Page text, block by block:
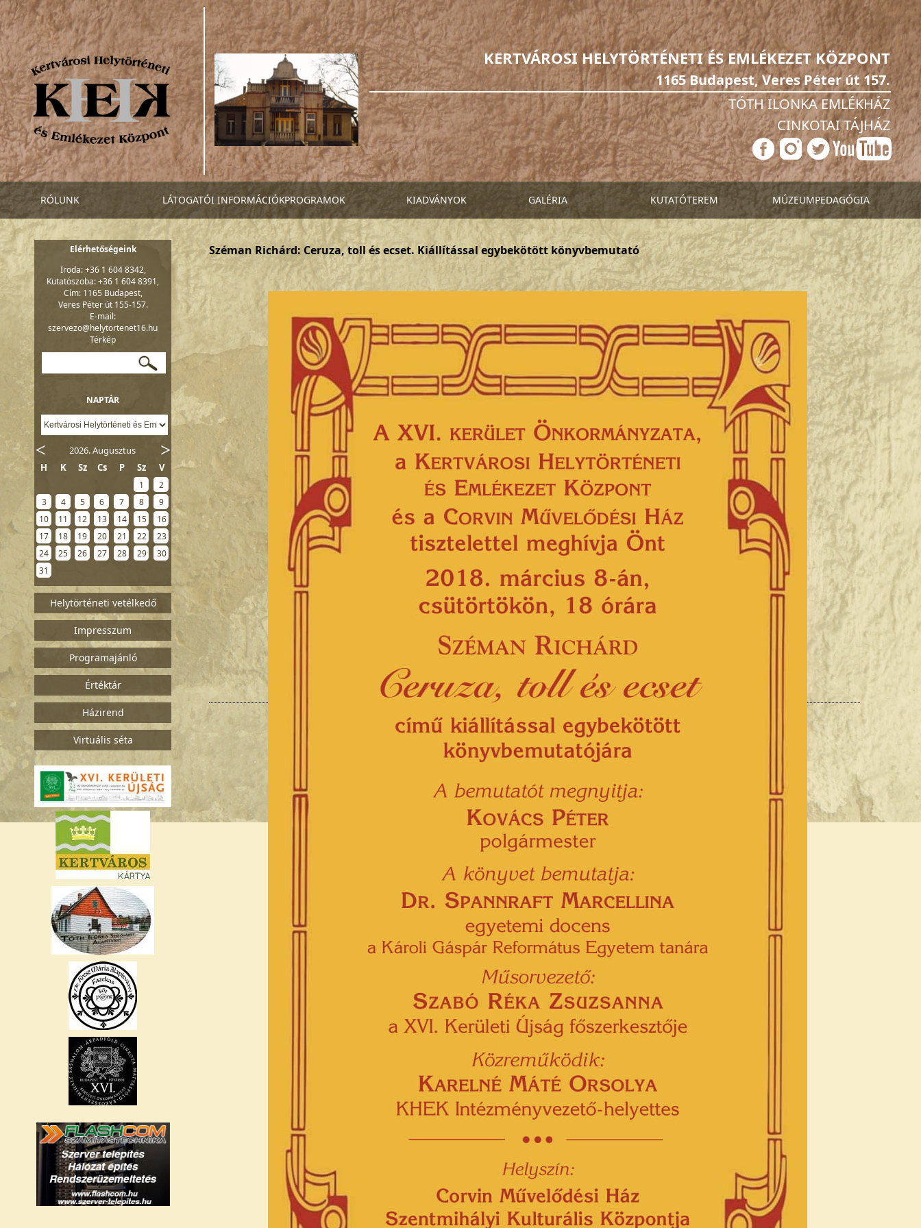
KERTVÁROSI HELYTÖRTÉNETI ÉS EMLÉKEZET KÖZPONT
1165 Budapest, Veres Péter út 157.
TÓTH ILONKA EMLÉKHÁZ
CINKOTAI TÁJHÁZ
RÓLUNK LÁTOGATÓI INFORMÁCIÓKPROGRAMOK KIADVÁNYOK GALÉRIA KUTATÓTEREM MÚZEUMPEDAGÓGIA
Elérhetőségeink
Iroda: +36 1 604 8342,
Kutatószoba: +36 1 604 8391,
Cím: 1165 Budapest,
Veres Péter út 155-157.
E-mail:
szervezo@helytortenet16.hu
Térkép
NAPTÁR
2026. Augusztus
H
K Sz Cs P Sz V
1
2
3
4 5 6 7 8
9
10
11 12 13 14 15
16
17
18 19 20 21 22
23
24
25 26 27 28 29
30
31
Helytörténeti vetélkedő
Impresszum
Programajánló
Értéktár
Házirend
Virtuális séta
Széman Richárd: Ceruza, toll és ecset. Kiállítással egybekötött könyvbemutató